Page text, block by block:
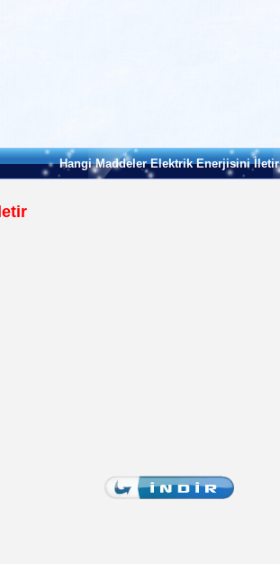
Hangi Maddeler Elektrik Enerjisini İletir